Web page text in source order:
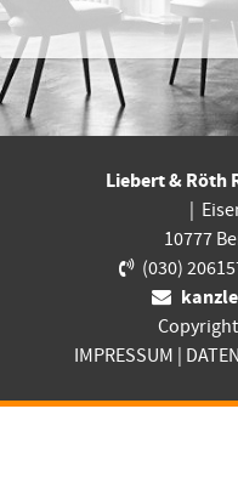
Liebert & Röth
10777
(030)
IMPRESSUM